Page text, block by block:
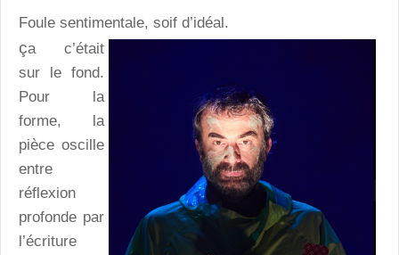
Foule sentimentale, soif d’idéal.
ça c’était
sur le fond.
Pour la
forme, la
pièce oscille
entre
réflexion
profonde par
l’écriture